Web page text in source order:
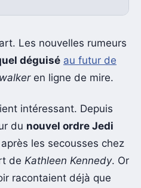
Les nouvelles rumeurs
déguisé au futur de
en ligne de mire.
intéressant. Depuis
du nouvel ordre Jedi
les secousses chez
de Kathleen Kennedy. Or
racontaient déjà que